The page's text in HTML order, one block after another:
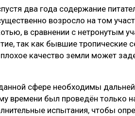
два года содержание
возросло на том
в сравнении с нетронутым
так как бывшие тропические
качество земли может
сфере необходимы
времени был проведён только
испытания, чтобы